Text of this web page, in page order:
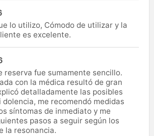
lo utilizo, Cómodo de utilizar y la
es excelente.
reserva fue sumamente sencillo.
con la médica resultó de gran
detalladamente las posibles
dolencia, me recomendó medidas
síntomas de inmediato y me
pasos a seguir según los
la resonancia.